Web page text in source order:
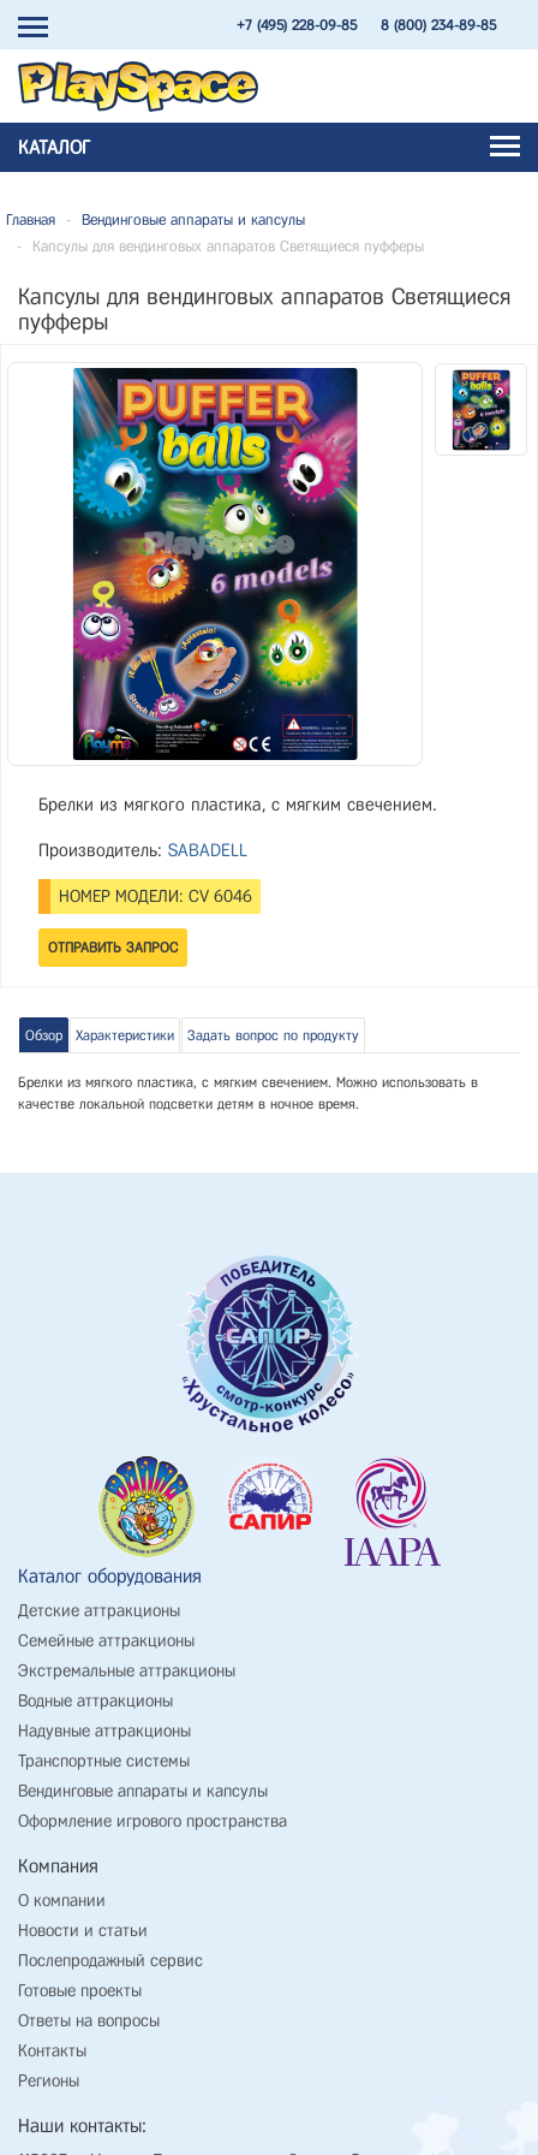
+7 (495) 228-09-85 8 (800) 234-89-85
КАТАЛОГ
Главная -
Вендинговые аппараты и капсулы
-
Капсулы для вендинговых аппаратов Светящиеся пуфферы
Капсулы для вендинговых аппаратов Светящиеся
пуфферы
Брелки из мягкого пластика, с мягким свечением.
Производитель: SABADELL
НОМЕР МОДЕЛИ: CV 6046
Обзор Характеристики Задать вопрос по продукту
Брелки из мягкого пластика, с мягким свечением. Можно использовать в
качестве локальной подсветки детям в ночное время.
Каталог оборудования
Детские аттракционы
Семейные аттракционы
Экстремальные аттракционы
Водные аттракционы
Надувные аттракционы
Транспортные системы
Вендинговые аппараты и капсулы
Оформление игрового пространства
Компания
О компании
Новости и статьи
Послепродажный сервис
Готовые проекты
Ответы на вопросы
Контакты
Регионы
Наши контакты: